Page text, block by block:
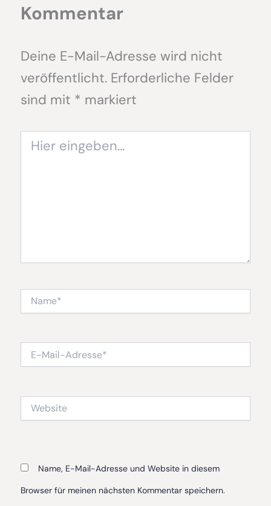
Kommentar
Deine E-Mail-Adresse wird nicht
veröffentlicht. Erforderliche Felder
sind mit * markiert
eingeben…
Mail-
Website
Name, E-Mail-Adresse und Website in diesem
Browser für meinen nächsten Kommentar speichern.